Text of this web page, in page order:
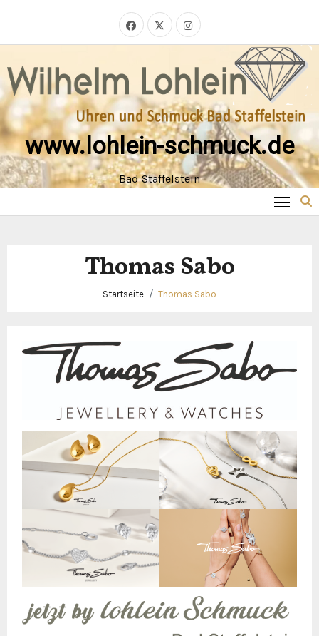
springen
www.lohlein-schmuck.de
Bad Staffelstein
Thomas Sabo
Startseite Thomas Sabo